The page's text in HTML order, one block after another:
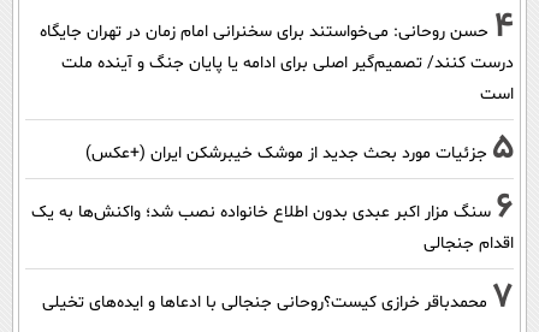
4 حسن روحانی: می‌خواستند برای سخنرانی امام زمان در تهران جایگاه
درست کنند/ تصمیم‌گیر اصلی برای ادامه یا پایان جنگ و آینده ملت
است
5 جزئیات مورد بحث جدید از موشک خیبرشکن ایران (+عکس)
6 سنگ مزار اکبر عبدی بدون اطلاع خانواده نصب شد؛ واکنش‌ها به یک
اقدام جنجالی
7 محمدباقر خرازی کیست؟روحانی جنجالی با ادعاها و ایده‌های تخیلی